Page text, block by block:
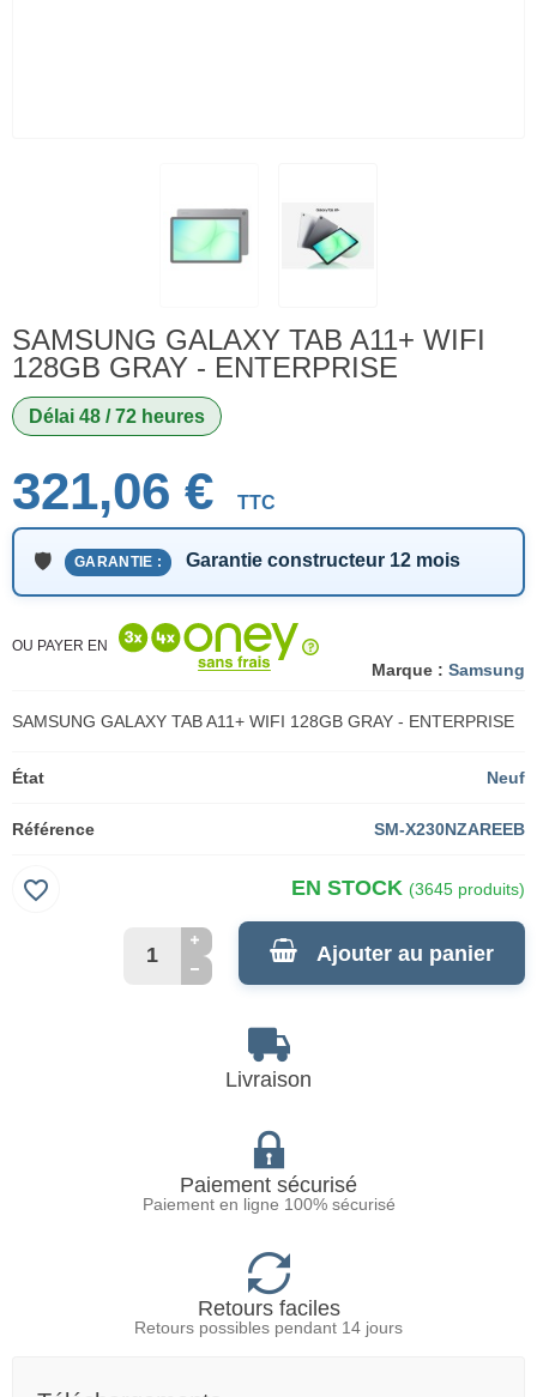
SAMSUNG GALAXY TAB A11+ WIFI
128GB GRAY - ENTERPRISE
Délai 48 / 72 heures
Marque : Samsung
321,06 € TTC
GARANTIE : Garantie constructeur 12 mois
OU PAYER EN
SAMSUNG GALAXY TAB A11+ WIFI 128GB GRAY - ENTERPRISE
État Neuf
Référence SM-X230NZAREEB
EN STOCK (3645 produits)
Ajouter au panier
favorite_border
Livraison
Paiement sécurisé
Paiement en ligne 100% sécurisé
Retours faciles
Retours possibles pendant 14 jours